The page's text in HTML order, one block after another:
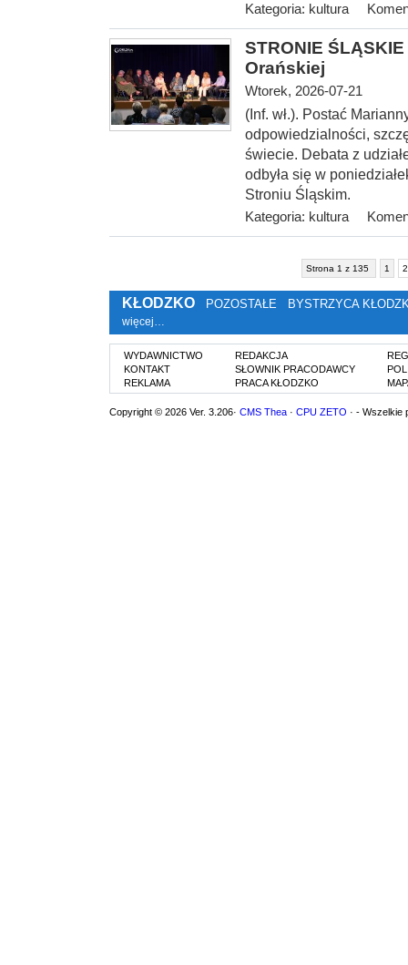
Kategoria: kultura
STRONIE
Orańskiej
Wtorek, 2026-07-21
(Inf. wł.). Postać
odpowiedzialności,
świecie. Debata z
odbyła się w
Stroniu Śląskim.
Kategoria: kultura
Strona 1 z 135 1 2
KŁODZKO POZOSTAŁE BYSTRZYCA
więcej…
WYDAWNICTWO
KONTAKT
REKLAMA
REDAKCJA
SŁOWNIK PRACODAWCY
PRACA KŁODZKO
Copyright © 2026 Ver. 3.206· CMS Thea · CPU ZETO · - Wszelkie